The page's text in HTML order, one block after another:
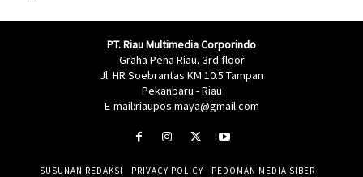
PT. Riau Multimedia Corporindo
Graha Pena Riau, 3rd floor
Jl. HR Soebrantas KM 10.5 Tampan
Pekanbaru - Riau
E-mail:riaupos.maya@gmail.com
SUSUNAN REDAKSI PRIVACY POLICY PEDOMAN MEDIA SIBER